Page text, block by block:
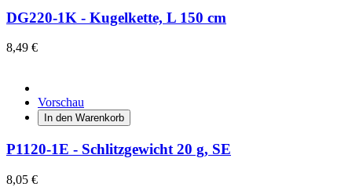
DG220-1K - Kugelkette, L 150 cm
8,49 €
Vorschau
In den Warenkorb
P1120-1E - Schlitzgewicht 20 g, SE
8,05 €